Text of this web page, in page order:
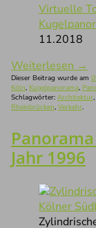
Virtuelle
11.2018
Weiterlesen →
Dieser Beitrag wurde am
Köln, Kugelpanorama,
Schlagwörter: Architektur,
Rheinbrücken, Verkehr.
Jahr 1996